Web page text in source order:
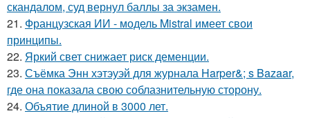
скандалом, суд вернул баллы за экзамен.
21. Французская ИИ - модель Mistral имеет свои
принципы.
22. Яркий свет снижает риск деменции.
23. Съёмка Энн хэтэуэй для журнала Harper&; s Bazaar,
где она показала свою соблазнительную сторону.
24. Объятие длиной в 3000 лет.